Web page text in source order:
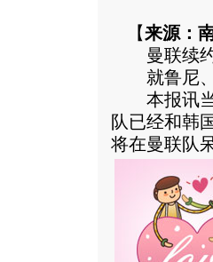
【来源：
曼联续约
就鲁尼、
本报讯当
队已经和韩
将在曼联队